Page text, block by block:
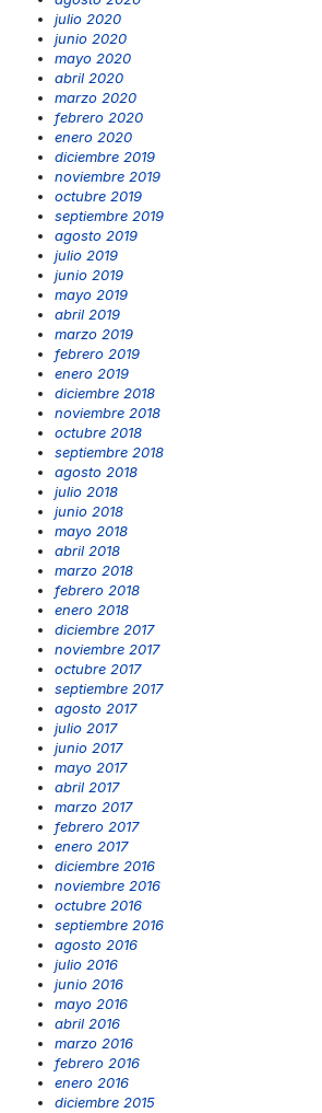
julio 2020
junio 2020
mayo 2020
abril 2020
marzo 2020
febrero 2020
enero 2020
diciembre 2019
noviembre 2019
octubre 2019
septiembre 2019
agosto 2019
julio 2019
junio 2019
mayo 2019
abril 2019
marzo 2019
febrero 2019
enero 2019
diciembre 2018
noviembre 2018
octubre 2018
septiembre 2018
agosto 2018
julio 2018
junio 2018
mayo 2018
abril 2018
marzo 2018
febrero 2018
enero 2018
diciembre 2017
noviembre 2017
octubre 2017
septiembre 2017
agosto 2017
julio 2017
junio 2017
mayo 2017
abril 2017
marzo 2017
febrero 2017
enero 2017
diciembre 2016
noviembre 2016
octubre 2016
septiembre 2016
agosto 2016
julio 2016
junio 2016
mayo 2016
abril 2016
marzo 2016
febrero 2016
enero 2016
diciembre 2015